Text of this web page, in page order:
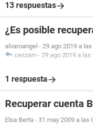
13 respuestas
¿Es posible
alvaroangel - 29 ago 2019 a
ceszarv - 29 ago 2019 a las
1 respuesta
Recuperar cuenta
Elsa Berta - 31 may 2009 a las